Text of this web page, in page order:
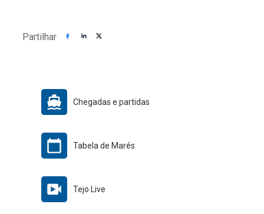
Partilhar
Chegadas e partidas
Tabela de Marés
Tejo Live